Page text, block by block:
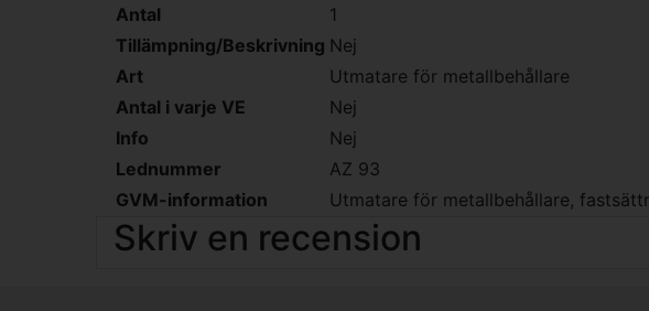
Antal
1
Tillämpning/Beskrivning Nej
Art
Utmatare för metallbehållare
Antal i varje VE
Nej
Info
Nej
Lednummer
AZ 93
GVM-information
Utmatare för metallbehållare,
Skriv en recension